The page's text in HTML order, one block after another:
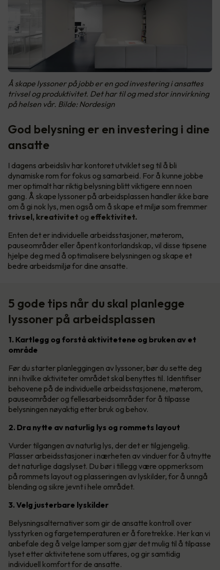
Å skape lyssoner på jobb er en god investering i ansattes
trivsel og produktivitet. Det har til og med stor innvirkning
på helsen vår. Bilde: Nordesign
God belysning er en investering i dine
ansatte
I dagens arbeidsliv har kontoret utviklet seg til å bli
dynamiske rom for fokus og samarbeid. For å kunne jobbe
mer optimalt har riktig belysning blitt viktigere enn noen
gang. Å skape lyssoner på arbeidsplassen handler ikke bare
om å gi nok lys, men også om å skape et miljø som fremmer
trivsel, kreativitet og effektivitet.
Enten det er individuelle arbeidsstasjoner, møterom,
pauseområder eller åpent kontorlandskap, vil disse tipsene
hjelpe deg med å optimalisere belysningen og skape et
bedre arbeidsmiljø for dine ansatte.
5 gode tips når du skal planlegge
lyssoner på arbeidsplassen
1. Kartlegg og forstå aktivitetene og bruken av et
område
Før du starter planleggingen av lyssoner, bør du sette deg
inn i hvilke aktiviteter området skal benyttes til. Identifiser
behovene på de individuelle arbeidsstasjonene, møterom,
pauseområder og fellesarbeidsområder for å tilpasse
belysningen nøyaktig etter bruk og behov.
2. Dra nytte av naturlig lys og rommets layout
Vurder tilgangen av naturlig lys, der det er tilgjengelig.
Plasser arbeidsstasjoner i nærheten av vinduer for å utnytte
det naturlige dagslyset. Du bør i tillegg være oppmerksom
på rommets layout og plasseringen av lyskilder, for å unngå
blending og sikre jevnt i hele området.
3. Velg justerbare lyskilder
Belysningsalternativer som gir de ansatte kontroll over
lysstyrken og fargetemperaturen er å foretrekke. Her kan vi
anbefale deg å velge lamper som gjør det mulig til å tilpasse
lyset etter aktivitetene som utføres, og gir samtidig
individuell komfort for de ansatte.